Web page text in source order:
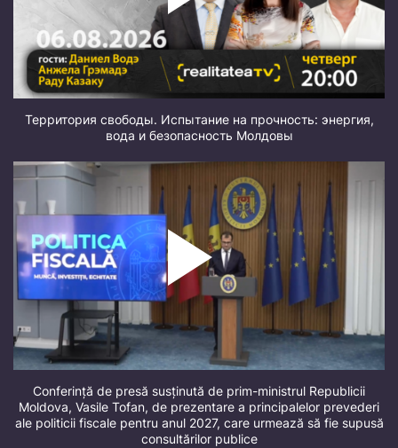
Территория свободы. Испытание на прочность: энергия,
вода и безопасность Молдовы
Conferință de presă susținută de prim-ministrul Republicii
Moldova, Vasile Tofan, de prezentare a principalelor prevederi
ale politicii fiscale pentru anul 2027, care urmează să fie supusă
consultărilor publice